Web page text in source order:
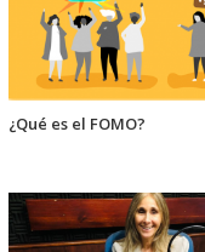
¿Qué es el FOMO?